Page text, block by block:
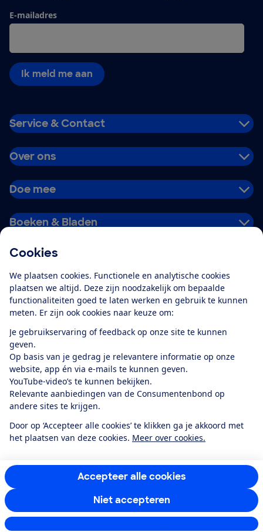
Cookies
We plaatsen cookies. Functionele en analytische cookies
plaatsen we altijd. Deze zijn noodzakelijk om bepaalde
functionaliteiten goed te laten werken en gebruik te kunnen
meten. Er zijn ook cookies naar keuze om:
Je gebruikservaring of feedback op onze site te kunnen
geven.
Op basis van je gedrag je relevantere informatie op onze
website, app én via e-mails te kunnen geven.
YouTube-video’s te kunnen bekijken.
Relevante aanbiedingen van de Consumentenbond op
andere sites te krijgen.
Door op ‘Accepteer alle cookies’ te klikken ga je akkoord met
het plaatsen van deze cookies. Meer over cookies.
Accepteer alle cookies
Niet accepteren
E-mailadres
Ik meld me aan
Service & Contact
Over ons
Doe mee
Boeken & Bladen
Alles over de
app
Algemene Voorwaarden
Privacyverklaring
Cookiebeleid
Privacyvoorkeuren
Toegankelijkheid
RSS-feed nieuws
Facebook
TwitterInstagram
YoutubeLinkedIn
12.901consumentenbeoordelen de Consumentenbondmet gemiddeld